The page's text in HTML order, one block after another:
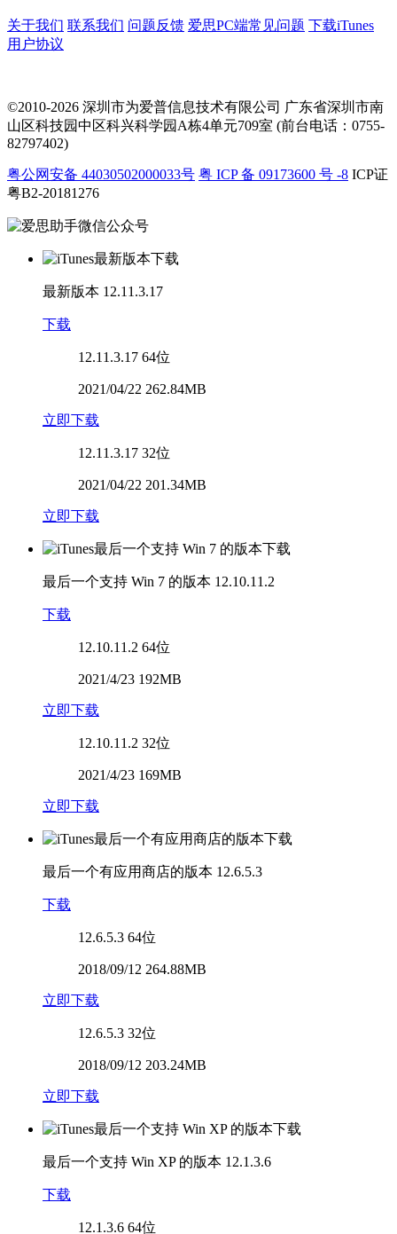
关于我们 联系我们 问题反馈 爱思PC端常见问题 下载iTunes
用户协议
©2010-2026 深圳市为爱普信息技术有限公司 广东省深圳市南
山区科技园中区科兴科学园A栋4单元709室 (前台电话：0755-
82797402)
粤公网安备 44030502000033号 粤 ICP 备 09173600 号 -8 ICP证
粤B2-20181276
最新版本 12.11.3.17
下载
12.11.3.17 64位
2021/04/22 262.84MB
立即下载
12.11.3.17 32位
2021/04/22 201.34MB
立即下载
最后一个支持 Win 7 的版本 12.10.11.2
下载
12.10.11.2 64位
2021/4/23 192MB
立即下载
12.10.11.2 32位
2021/4/23 169MB
立即下载
最后一个有应用商店的版本 12.6.5.3
下载
12.6.5.3 64位
2018/09/12 264.88MB
立即下载
12.6.5.3 32位
2018/09/12 203.24MB
立即下载
最后一个支持 Win XP 的版本 12.1.3.6
下载
12.1.3.6 64位